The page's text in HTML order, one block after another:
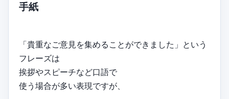
手紙
「貴重なご意見を集めることができました」という
フレーズは
挨拶やスピーチなど口語で
使う場合が多い表現ですが、